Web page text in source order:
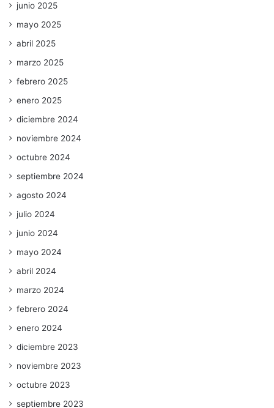
junio 2025
mayo 2025
abril 2025
marzo 2025
febrero 2025
enero 2025
diciembre 2024
noviembre 2024
octubre 2024
septiembre 2024
agosto 2024
julio 2024
junio 2024
mayo 2024
abril 2024
marzo 2024
febrero 2024
enero 2024
diciembre 2023
noviembre 2023
octubre 2023
septiembre 2023